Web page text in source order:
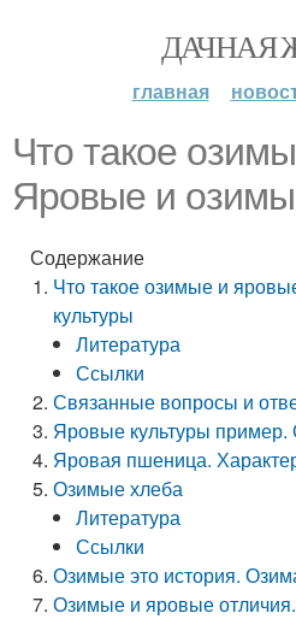
ДАЧНАЯ
главная
Что такое
Яровые и
Содержание
Что такое озимые и
культуры
Литература
Ссылки
Связанные вопросы и
Яровые культуры пример.
Яровая пшеница.
Озимые хлеба
Литература
Ссылки
Озимые это история.
Озимые и яровые